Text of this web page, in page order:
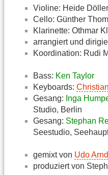
Violine: Heide
Cello: Günther
Klarinette: Othmar
arrangiert und
Koordination: Rudi
Bass: Ken Taylor
Keyboards:
Gesang: Inga
Studio, Berlin
Gesang: Stephan
Seestudio,
gemixt von Udo
produziert von